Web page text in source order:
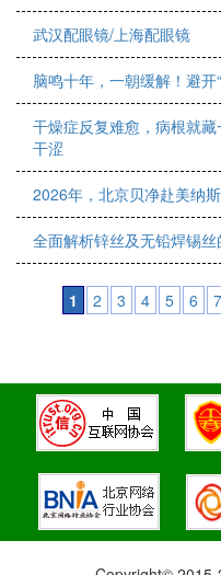
武汉配眼镜/上海配眼镜
脑鸣十年，一朝缓解！避
干燥症反复难愈，病根就
干涩
2026年，北京贝净赴美纳
全面解析锌丝及无铅焊锡
1
2 3 4 5 6 7